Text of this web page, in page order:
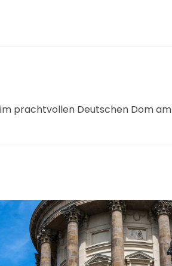
prachtvollen Deutschen Dom am